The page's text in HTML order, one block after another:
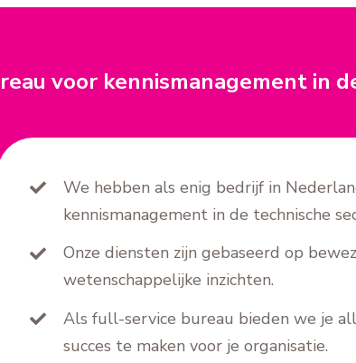
voor kennismanagement in
We hebben als enig bedrijf in
kennismanagement in de technische
Onze diensten zijn gebaseerd op
wetenschappelijke inzichten.
Als full-service bureau bieden we je
succes te maken voor je organisatie.